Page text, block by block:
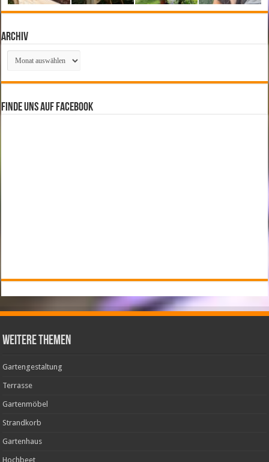
Archiv
Archiv
Finde uns auf Facebook
weitere Themen
Gartengestaltung
Terrasse
Gartenmöbel
Strandkorb
Gartenhaus
Hochbeet